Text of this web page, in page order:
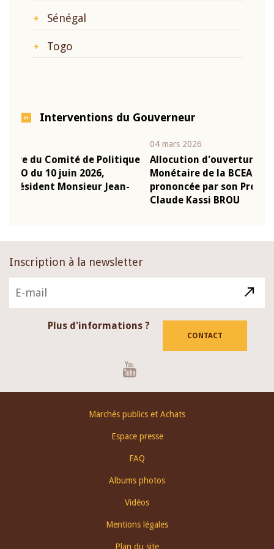
Sénégal
Togo
Interventions du Gouverneur
Allocution d'ouverture du Comité de Politique
Monétaire de la BCEAO du 4 mars 2026,
prononcée par son Président Monsieur Jean-
Inscription à la newsletter
Plus d'informations ?
CONTACT
Marchés publics et Achats
Espace presse
FAQ
Albums photos
Vidéos
Mentions légales
Plan du site